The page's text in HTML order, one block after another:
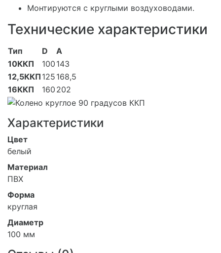
Монтируются с круглыми воздуховодами.
Технические характеристики
Тип D
A
10ККП
100 143
12,5ККП 125 168,5
16ККП
160 202
Характеристики
Цвет
белый
Материал
ПВХ
Форма
круглая
Диаметр
100 мм